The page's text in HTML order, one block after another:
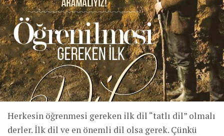
Herkesin öğrenmesi gereken ilk dil “tatlı dil” olmalı
derler. İlk dil ve en önemli dil olsa gerek. Çünkü